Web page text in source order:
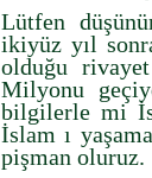
Lütfen
ikiyüz yıl
olduğu
Milyonu
bilgilerle mi
İslam ı
pişman oluruz.